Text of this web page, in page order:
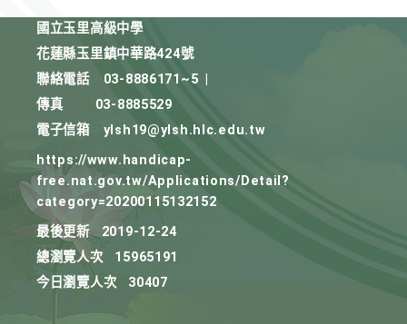
國立玉里高級中學
花蓮縣玉里鎮中華路424號
聯絡電話
03-8886171~5
傳真
03-8885529
電子信箱
ylsh19@ylsh.hlc.edu.tw
https://www.handicap-
free.nat.gov.tw/Applications/Detail?
category=20200115132152
最後更新
2019-12-24
總瀏覽人次
15965191
今日瀏覽人次
30407